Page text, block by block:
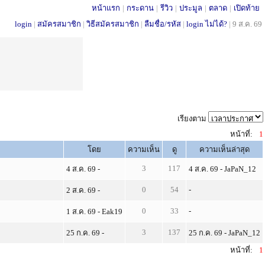
หน้าแรก | กระดาน | รีวิว | ประมูล | ตลาด | เปิดท้าย
login | สมัครสมาชิก | วิธีสมัครสมาชิก | ลืมชื่อ/รหัส | login ไม่ได้? | 9 ส.ค. 69
เรียงตาม
หน้าที่:
1
โดย ความเห็น ดู ความเห็นล่าสุด
4 ส.ค. 69 - 3 117 4 ส.ค. 69 - JaPaN_12
2 ส.ค. 69 - 0 54 -
1 ส.ค. 69 - Eak19 0 33 -
25 ก.ค. 69 - 3 137
25 ก.ค. 69 - JaPaN_12
หน้าที่:
1